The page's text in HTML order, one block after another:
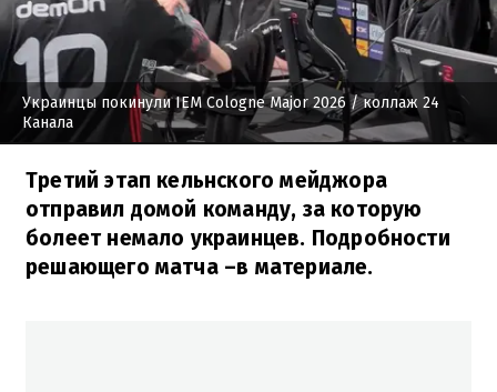
Украинцы покинули IEM Cologne Major 2026 / коллаж 24
Канала
Третий этап кельнского мейджора
отправил домой команду, за которую
болеет немало украинцев. Подробности
решающего матча –в материале.